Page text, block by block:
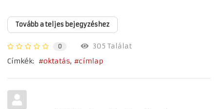
Tovább a teljes bejegyzéshez
0
305 Találat
Címkék:
oktatás címlap